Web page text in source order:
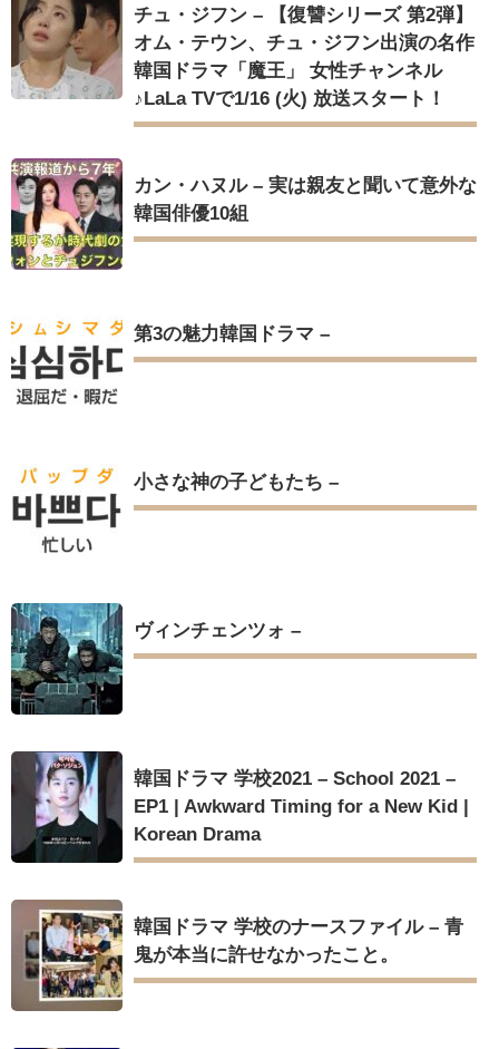
チュ・ジフン – 【復讐シリーズ 第2弾】
オム・テウン、チュ・ジフン出演の名作
韓国ドラマ「魔王」 女性チャンネル
♪LaLa TVで1/16 (火) 放送スタート！
カン・ハヌル – 実は親友と聞いて意外な
韓国俳優10組
第3の魅力韓国ドラマ –
小さな神の子どもたち –
ヴィンチェンツォ –
韓国ドラマ 学校2021 – School 2021 –
EP1 | Awkward Timing for a New Kid |
Korean Drama
韓国ドラマ 学校のナースファイル – 青
鬼が本当に許せなかったこと。